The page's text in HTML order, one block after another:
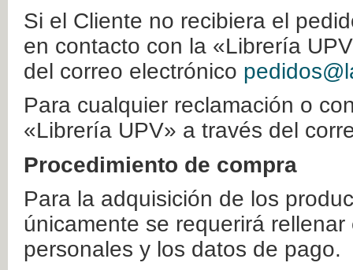
Si el Cliente no recibiera el
en contacto con la «Librería
del correo electrónico
Para cualquier reclamación o
«Librería UPV» a través del
Procedimiento de compra
Para la adquisición de los
únicamente se requerirá
personales y los datos de pago.